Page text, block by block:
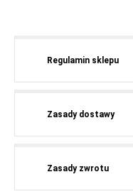
Regulamin sklepu
Zasady dostawy
Zasady zwrotu